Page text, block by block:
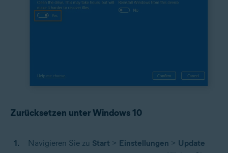
Zurücksetzen unter Windows 10
Navigieren Sie zu Start > Einstellungen > Update